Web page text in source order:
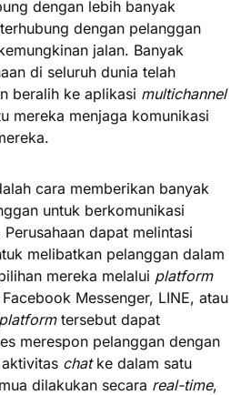
dengan lebih banyak
dengan pelanggan
jalan. Banyak
di seluruh dunia telah
beralih ke aplikasi multichannel
mereka menjaga komunikasi
cara memberikan banyak
untuk berkomunikasi
dapat melintasi
melibatkan pelanggan dalam
mereka melalui platform
Messenger, LINE, atau
platform tersebut dapat
merespon pelanggan dengan
chat ke dalam satu
dilakukan secara real-time,